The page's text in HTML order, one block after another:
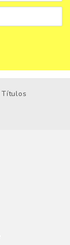
Títulos